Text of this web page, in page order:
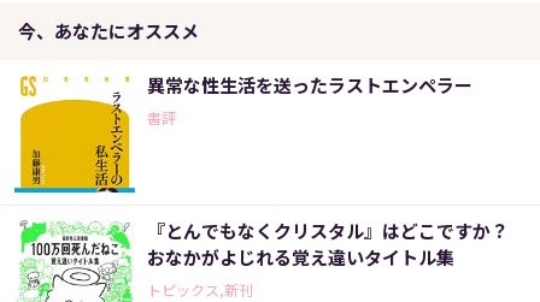
今、あなたにオススメ
異常な性生活を送ったラストエンペラー
書評
『とんでもなくクリスタル』はどこですか？
おなかがよじれる覚え違いタイトル集
トピックス,新刊